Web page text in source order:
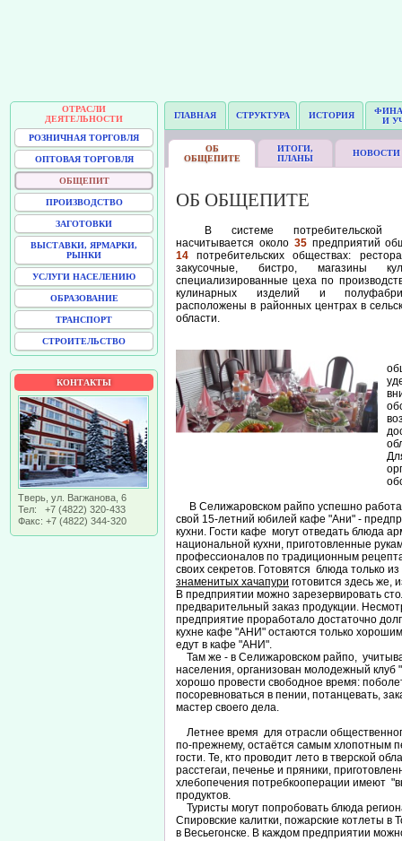
ОТРАСЛИ
ДЕЯТЕЛЬНОСТИ
РОЗНИЧНАЯ ТОРГОВЛЯ
ОПТОВАЯ ТОРГОВЛЯ
ОБЩЕПИТ
ПРОИЗВОДСТВО
ЗАГОТОВКИ
ВЫСТАВКИ, ЯРМАРКИ,
РЫНКИ
УСЛУГИ НАСЕЛЕНИЮ
ОБРАЗОВАНИЕ
ТРАНСПОРТ
СТРОИТЕЛЬСТВО
КОНТАКТЫ
Тверь, ул. Вагжанова, 6
Тел: +7 (4822) 320-433
Факс: +7 (4822) 344-320
ГЛАВНАЯ СТРУКТУРА ИСТОРИЯ
И
ОБ
ОБЩЕПИТЕ
ИТОГИ,
ПЛАНЫ
НОВОСТИ
ОБ ОБЩЕПИТЕ
В системе потребительской
насчитывается около 35предприятий
14потребительских обществах:
закусочные, бистро, магазины
специализированные цеха по
кулинарных изделий и
расположены в районных центрах в
области.
В Селижаровском райпо успешно
свой 15-летний юбилей кафе "Ани" -
кухни. Гости кафе могут отведать блюда
национальной кухни, приготовленные
профессионалов по традиционным
своих секретов. Готовятся блюда только
знаменитых хачапури готовится здесь же,
В предприятии можно зарезервировать
предварительный заказ продукции.
предприятие проработало достаточно
кухне кафе "АНИ" остаются только
едут в кафе "АНИ".
Там же - в Селижаровском райпо,
населения, организован молодежный клуб
хорошо провести свободное время:
посоревноваться в пении, потанцевать,
мастер своего дела.
Летнее время для отрасли
по-прежнему, остаётся самым хлопотным
гости. Те, кто проводит лето в тверской
расстегаи, печенье и пряники,
хлебопечения потребкооперации имеют
продуктов.
Туристы могут попробовать блюда
Спировские калитки, пожарские котлеты в
в Весьегонске. В каждом предприятии